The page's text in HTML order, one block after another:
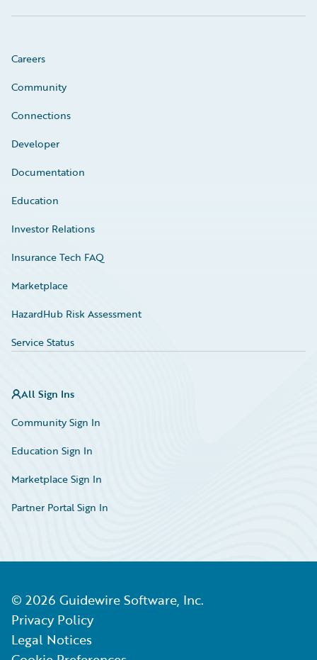
Careers
Community
Connections
Developer
Documentation
Education
Investor Relations
Insurance Tech FAQ
Marketplace
HazardHub Risk Assessment
Service Status
All Sign Ins
Community Sign In
Education Sign In
Marketplace Sign In
Partner Portal Sign In
© 2026 Guidewire Software, Inc.
Privacy Policy
Legal Notices